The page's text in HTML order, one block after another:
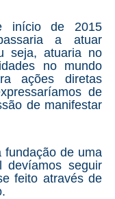
início de 2015
a atuar
seja, atuaria no
no mundo
ações diretas
de
de manifestar
fundação de uma
devíamos seguir
feito através de